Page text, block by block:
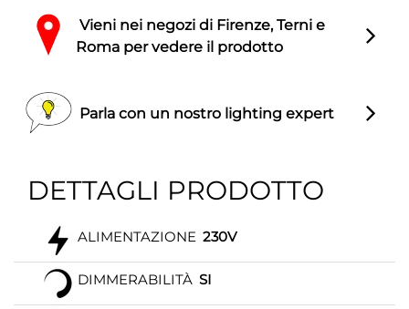
Vieni nei negozi di Firenze, Terni e
Roma per vedere il prodotto
Parla con un nostro lighting expert
DETTAGLI PRODOTTO
ALIMENTAZIONE 230V
DIMMERABILITÀ SI